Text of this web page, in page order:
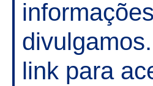
link para